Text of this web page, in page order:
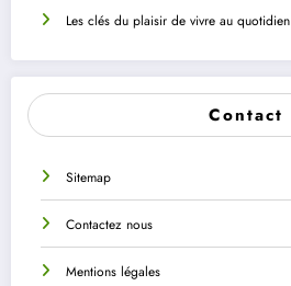
Les clés du plaisir de vivre au quotidien
Contact
Sitemap
Contactez nous
Mentions légales